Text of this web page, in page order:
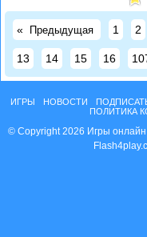
« Предыдущая 1 2
13 14 15 16
ИГРЫ НОВОСТИ
ПОЛИТИКА
© Copyright 2026 Игры онлайн